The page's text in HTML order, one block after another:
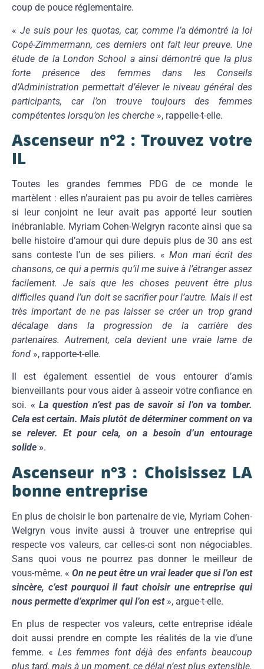
coup de pouce réglementaire.
« Je suis pour les quotas, car, comme l’a démontré la loi
Copé-Zimmermann, ces derniers ont fait leur preuve. Une
étude de la London School a ainsi démontré que la plus
forte présence des femmes dans les Conseils
d’Administration permettait d’élever le niveau général des
participants, car l’on trouve toujours des femmes
compétentes lorsqu’on les cherche », rappelle-t-elle.
Ascenseur n°2 : Trouvez votre
IL
Toutes les grandes femmes PDG de ce monde le
martèlent : elles n’auraient pas pu avoir de telles carrières
si leur conjoint ne leur avait pas apporté leur soutien
inébranlable. Myriam Cohen-Welgryn raconte ainsi que sa
belle histoire d’amour qui dure depuis plus de 30 ans est
sans conteste l’un de ses piliers. «Mon mari écrit des
chansons, ce qui a permis qu’il me suive à l’étranger assez
facilement. Je sais que les choses peuvent être plus
difficiles quand l’un doit se sacrifier pour l’autre. Mais il est
très important de ne pas laisser se créer un trop grand
décalage dans la progression de la carrière des
partenaires. Autrement, cela devient une vraie lame de
fond », rapporte-t-elle.
Il est également essentiel de vous entourer d’amis
bienveillants pour vous aider à asseoir votre confiance en
soi. «La question n’est pas de savoir si l’on va tomber.
Cela est certain. Mais plutôt de déterminer comment on va
se relever. Et pour cela, on a besoin d’un entourage
solide ».
Ascenseur n°3 : Choisissez LA
bonne entreprise
En plus de choisir le bon partenaire de vie, Myriam Cohen-
Welgryn vous invite aussi à trouver une entreprise qui
respecte vos valeurs, car celles-ci sont non négociables.
Sans quoi vous ne pourrez pas donner le meilleur de
vous-même. « On ne peut être un vrai leader que si l’on est
sincère, c’est pourquoi il faut choisir une entreprise qui
nous permette d’exprimer qui l’on est», argue-t-elle.
En plus de respecter vos valeurs, cette entreprise idéale
doit aussi prendre en compte les réalités de la vie d’une
femme. « Les femmes font déjà des enfants beaucoup
plus tard, mais à un moment, ce délai n’est plus extensible.